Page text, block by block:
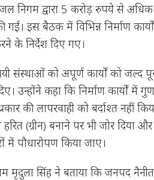
निगम द्वारा 5 करोड़ रुपये से
इस बैठक में विभिन्न निर्माण कार्यों
के निर्देश दिए गए।
संस्थाओं को अपूर्ण कार्यों को
उन्होंने कहा कि निर्माण कार्यों में
की लापरवाही को बर्दाश्त नहीं
(ग्रीन) बनाने पर भी जोर दिया
में पौधारोपण किया जाए।
मृदुला सिंह ने बताया कि जनपद